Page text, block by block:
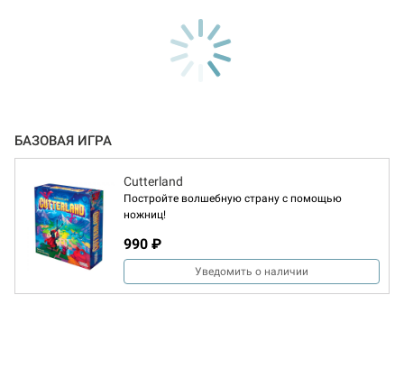
БАЗОВАЯ ИГРА
Cutterland
Постройте волшебную страну с помощью
ножниц!
990 ₽
Уведомить о наличии